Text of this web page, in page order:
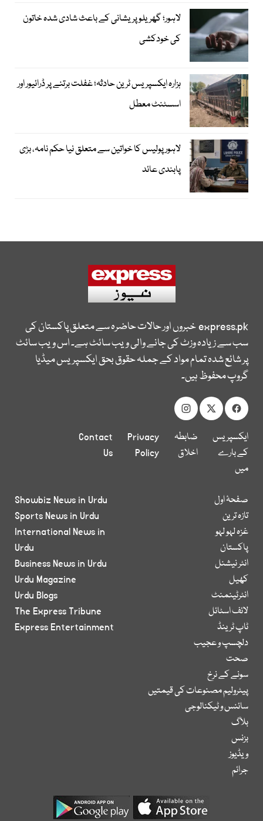
لاہور؛ گھریلو پریشانی کے باعث شادی شدہ خاتون
کی خودکشی
ہزارہ ایکسپریس ٹرین حادثہ؛ غفلت برتنے پر ڈرائیور اور
اسسٹنٹ معطل
لاہور پولیس کا خواتین سے متعلق نیا حکم نامہ، بڑی
پابندی عائد
express.pkخبروں اور حالات حاضرہ سے متعلق پاکستان کی
سب سے زیادہ وزٹ کی جانے والی ویب سائٹ ہے۔ اس ویب سائٹ
پر شائع شدہ تمام مواد کے جملہ حقوق بحق ایکسپریس میڈیا
گروپ محفوظ ہیں۔
ایکسپریس
کے بارے
میں
ضابطہ
اخلاق
Privacy
Policy
Contact
Us
صفحۂ اول
تازہ ترین
غزہ لہو لہو
پاکستان
انٹر نیشنل
کھیل
انٹرٹینمنٹ
لائف اسٹائل
ٹاپ ٹرینڈ
دلچسپ و عجیب
صحت
سونے کے نرخ
پیٹرولیم مصنوعات کی قیمتیں
سائنس و ٹیکنالوجی
بلاگ
بزنس
ویڈیوز
جرائم
Showbiz News in Urdu
Sports News in Urdu
International News in
Urdu
Business News in Urdu
Urdu Magazine
Urdu Blogs
The Express Tribune
Express Entertainment